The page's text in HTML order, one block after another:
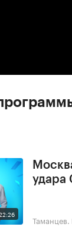
Таманцев.